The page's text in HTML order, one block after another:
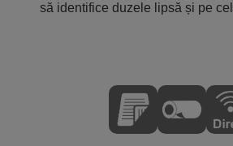
să identifice duzele lipsă și pe